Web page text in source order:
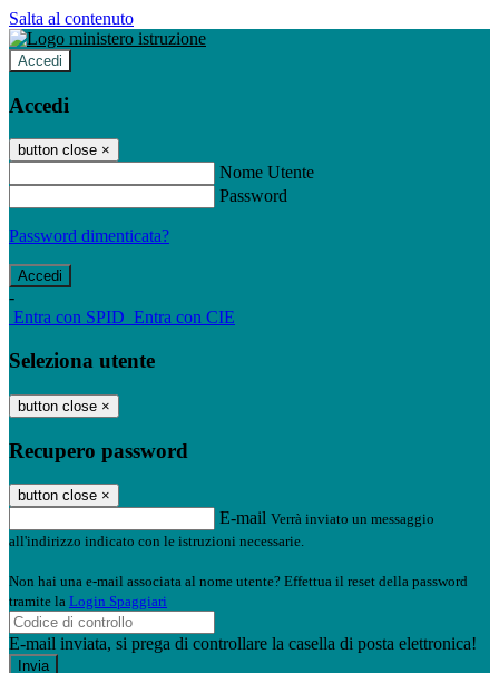
Salta al contenuto
Accedi
Accedi
button close ×
Nome Utente
Password
Password dimenticata?
-
Entra con SPID Entra con CIE
Seleziona utente
button close ×
Recupero password
button close ×
E-mail Verrà inviato un messaggio
all'indirizzo indicato con le istruzioni necessarie.
Non hai una e-mail associata al nome utente? Effettua il reset della password
tramite la Login Spaggiari
E-mail inviata, si prega di controllare la casella di posta elettronica!